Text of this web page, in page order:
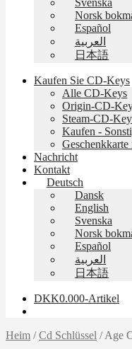
Svenska
Norsk
Español
العربية
日本語
Kaufen Sie CD-Keys
Alle CD-Keys
Origin-CD-
Steam-CD-
Kaufen -
Geschenkkarte
Nachricht
Kontakt
Deutsch
Dansk
English
Svenska
Norsk
Español
العربية
日本語
DKK0.000-Artikel
Heim /Cd Schlüssel /Age